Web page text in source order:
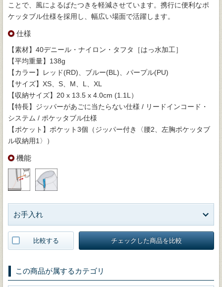
ことで、風によるばたつきを軽減させています。携行に便利なポ
ケッタブル仕様を採用し、幅広い場面で活躍します。
仕様
【素材】40デニール・ナイロン・タフタ［はっ水加工］
【平均重量】138g
【カラー】レッド(RD)、ブルー(BL)、パープル(PU)
【サイズ】XS、S、M、L、XL
【収納サイズ】20 x 13.5 x 4.0cm (1.1L）
【特長】ジッパーがあごに当たらない仕様 / リードインコード・
システム / ポケッタブル仕様
【ポケット】ポケット3個（ジッパー付き〈腰2、左胸ポケッタブ
ル収納用1〉）
機能
お手入れ
比較する チェックした商品を比較
この商品が属するカテゴリ